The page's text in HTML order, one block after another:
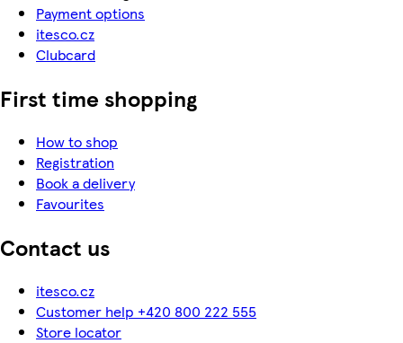
Payment options
itesco.cz
Clubcard
First time shopping
How to shop
Registration
Book a delivery
Favourites
Contact us
itesco.cz
Customer help +420 800 222 555
Store locator